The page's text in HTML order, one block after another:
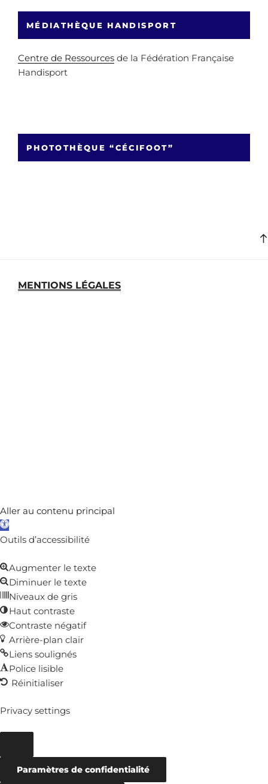
MÉDIATHÈQUE HANDISPORT
Centre de Ressources de la Fédération Française
Handisport
PHOTOTHÈQUE “CÉCIFOOT”
MENTIONS LÉGALES
Aller au contenu principal
Ouvrir
la
d’outils
Outils d’accessibilité
Augmenter le texte
Diminuer le texte
Niveaux de gris
Haut contraste
Contraste négatif
Arrière-plan clair
Liens soulignés
Police lisible
Réinitialiser
Privacy settings
Paramètres de confidentialité